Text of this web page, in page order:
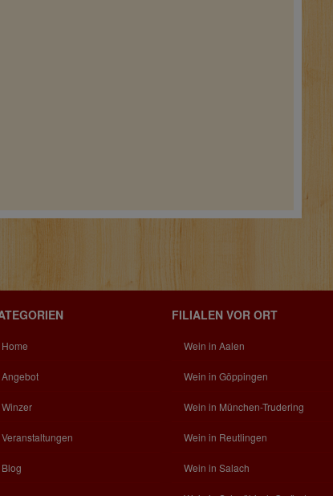
Home
Angebot
Winzer
Veranstaltungen
Blog
FILIALEN VOR ORT
Wein in Aalen
Wein in Göppingen
Wein in München-Trudering
Wein in Reutlingen
Wein in Salach